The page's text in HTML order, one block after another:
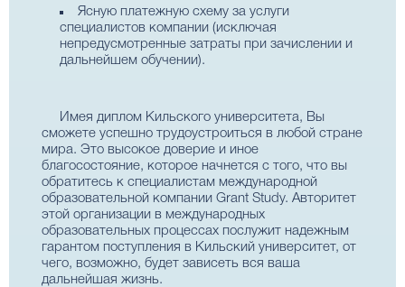
Ясную платежную схему за услуги
специалистов компании (исключая
непредусмотренные затраты при зачислении и
дальнейшем обучении).
Имея диплом Кильского университета, Вы
сможете успешно трудоустроиться в любой стране
мира. Это высокое доверие и иное
благосостояние, которое начнется с того, что вы
обратитесь к специалистам международной
образовательной компании Grant Study. Авторитет
этой организации в международных
образовательных процессах послужит надежным
гарантом поступления в Кильский университет, от
чего, возможно, будет зависеть вся ваша
дальнейшая жизнь.